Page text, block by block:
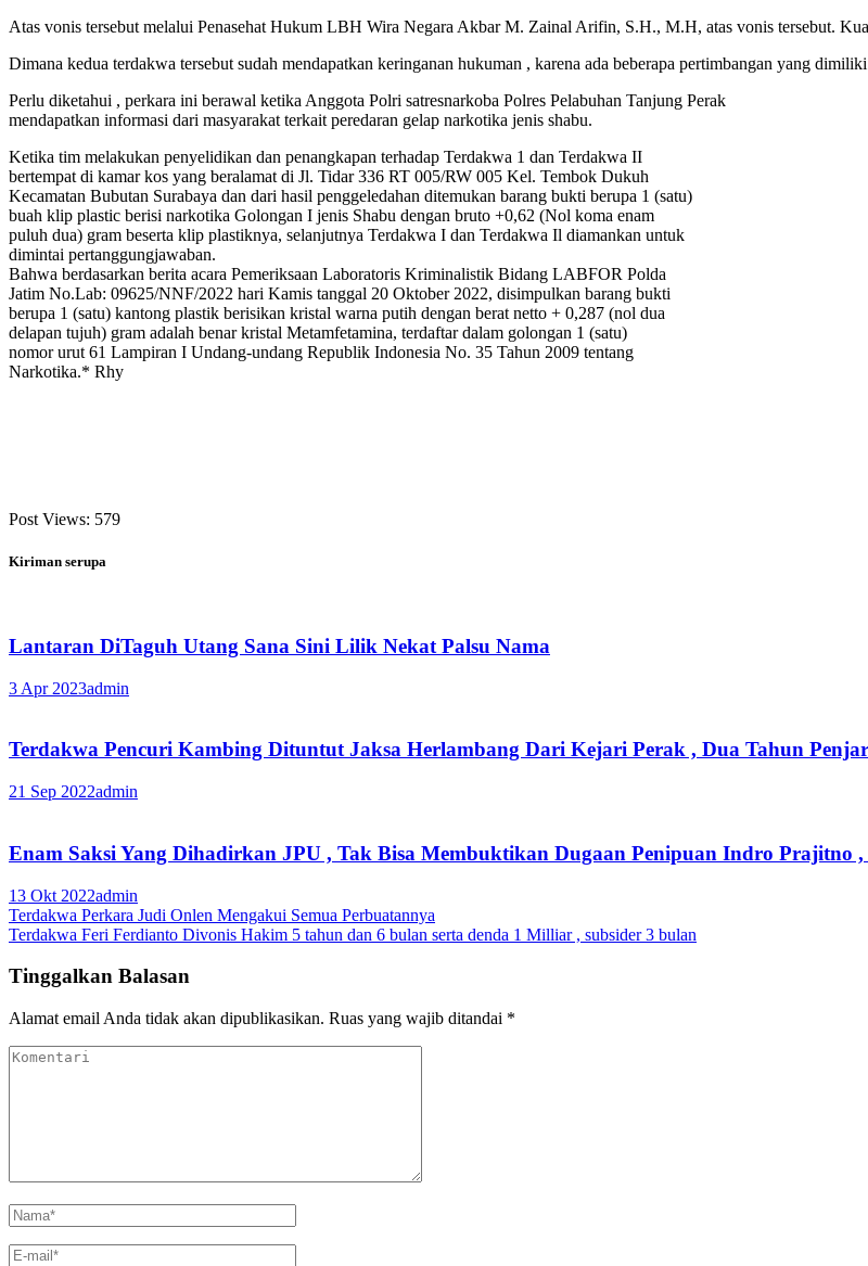
Atas vonis tersebut melalui Penasehat Hukum LBH Wira Negara Akbar M. Zainal Arifin, S.H., M.H, atas vonis tersebut.
Dimana kedua terdakwa tersebut sudah mendapatkan keringanan hukuman , karena ada beberapa pertimbangan yang
Perlu diketahui , perkara ini berawal ketika Anggota Polri satresnarkoba Polres Pelabuhan Tanjung Perak
mendapatkan informasi dari masyarakat terkait peredaran gelap narkotika jenis shabu.
Ketika tim melakukan penyelidikan dan penangkapan terhadap Terdakwa 1 dan Terdakwa II
bertempat di kamar kos yang beralamat di Jl. Tidar 336 RT 005/RW 005 Kel. Tembok Dukuh
Kecamatan Bubutan Surabaya dan dari hasil penggeledahan ditemukan barang bukti berupa 1 (satu)
buah klip plastic berisi narkotika Golongan I jenis Shabu dengan bruto +0,62 (Nol koma enam
puluh dua) gram beserta klip plastiknya, selanjutnya Terdakwa I dan Terdakwa Il diamankan untuk
dimintai pertanggungjawaban.
Bahwa berdasarkan berita acara Pemeriksaan Laboratoris Kriminalistik Bidang LABFOR Polda
Jatim No.Lab: 09625/NNF/2022 hari Kamis tanggal 20 Oktober 2022, disimpulkan barang bukti
berupa 1 (satu) kantong plastik berisikan kristal warna putih dengan berat netto + 0,287 (nol dua
delapan tujuh) gram adalah benar kristal Metamfetamina, terdaftar dalam golongan 1 (satu)
nomor urut 61 Lampiran I Undang-undang Republik Indonesia No. 35 Tahun 2009 tentang
Narkotika.* Rhy
Post Views: 579
Kiriman serupa
Lantaran DiTaguh Utang Sana Sini Lilik Nekat Palsu Nama
3 Apr 2023admin
Terdakwa Pencuri Kambing Dituntut Jaksa Herlambang Dari Kejari Perak , Dua Tahun
21 Sep 2022admin
Enam Saksi Yang Dihadirkan JPU , Tak Bisa Membuktikan Dugaan Penipuan Indro Prajitno ,
13 Okt 2022admin
Navigasi
pos
Terdakwa Perkara Judi Onlen Mengakui Semua Perbuatannya
Terdakwa Feri Ferdianto Divonis Hakim 5 tahun dan 6 bulan serta denda 1 Milliar , subsider 3 bulan
Tinggalkan Balasan
Alamat email Anda tidak akan dipublikasikan. Ruas yang wajib ditandai *
Komentari
Nama*
E-